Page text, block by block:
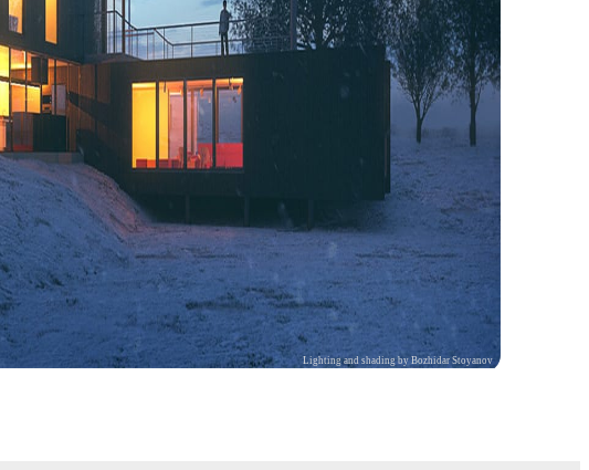
Lighting and shading by Bozhidar Stoyanov